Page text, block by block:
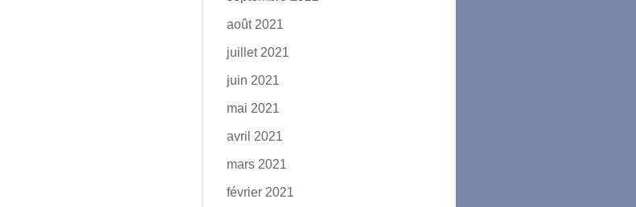
août 2021
juillet 2021
juin 2021
mai 2021
avril 2021
mars 2021
février 2021